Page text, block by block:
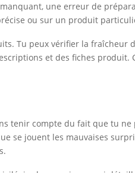
une erreur de
ou sur un produit
Tu peux vérifier la fraîcheur
et des fiches produit.
tenir compte du fait que tu
se jouent les mauvaises